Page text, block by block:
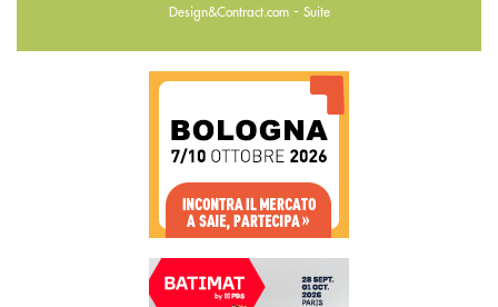
Design&Contract.com- Suite